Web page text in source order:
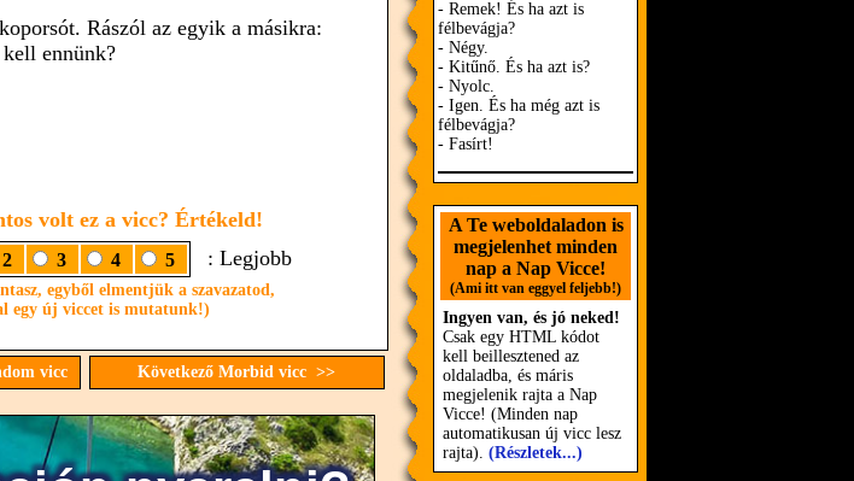
Rászól az egyik a másikra:
ennünk?
volt ez a vicc? Értékeld!
2 3 4 5 : Legjobb
egyből elmentjük a szavazatod,
egy új viccet is mutatunk!)
vicc Következő Morbid vicc >>
A Te weboldaladon is
megjelenhet minden
nap a Nap Vicce!
(Ami itt van eggyel feljebb!)
Ingyen van, és jó neked!
Csak egy HTML kódot
kell beillesztened az
oldaladba, és máris
megjelenik rajta a Nap
Vicce! (Minden nap
automatikusan új vicc lesz
rajta). (Részletek...)